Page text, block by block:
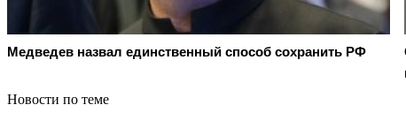
Медведев назвал единственный способ сохранить РФ
Новости по теме